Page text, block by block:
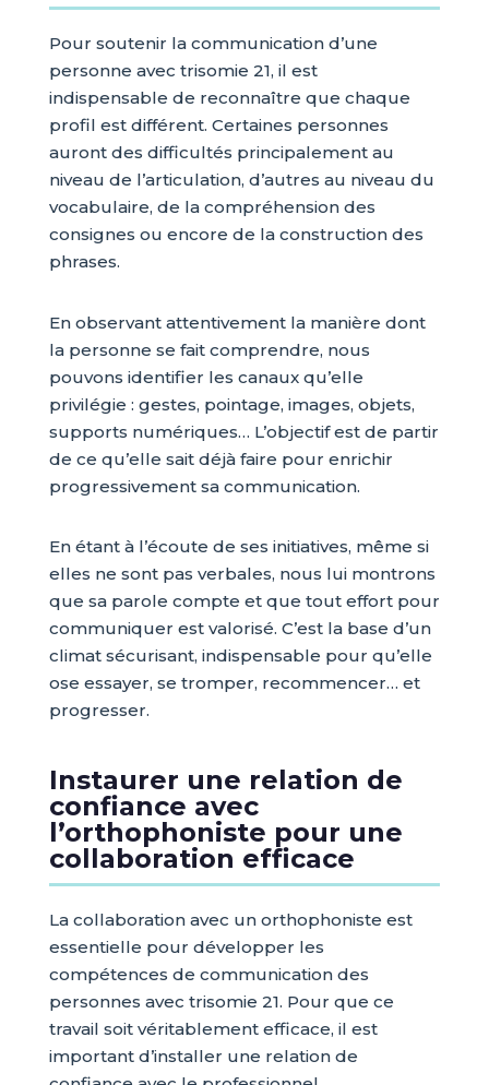
Pour soutenir la communication d’une
personne avec trisomie 21, il est
indispensable de reconnaître que chaque
profil est différent. Certaines personnes
auront des difficultés principalement au
niveau de l’articulation, d’autres au niveau du
vocabulaire, de la compréhension des
consignes ou encore de la construction des
phrases.
En observant attentivement la manière dont
la personne se fait comprendre, nous
pouvons identifier les canaux qu’elle
privilégie : gestes, pointage, images, objets,
supports numériques… L’objectif est de partir
de ce qu’elle sait déjà faire pour enrichir
progressivement sa communication.
En étant à l’écoute de ses initiatives, même si
elles ne sont pas verbales, nous lui montrons
que sa parole compte et que tout effort pour
communiquer est valorisé. C’est la base d’un
climat sécurisant, indispensable pour qu’elle
ose essayer, se tromper, recommencer… et
progresser.
Instaurer une relation de
confiance avec
l’orthophoniste pour une
collaboration efficace
La collaboration avec un orthophoniste est
essentielle pour développer les
compétences de communication des
personnes avec trisomie 21. Pour que ce
travail soit véritablement efficace, il est
important d’installer une relation de